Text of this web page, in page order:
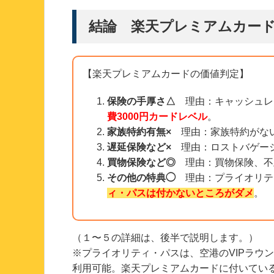
結論 楽天プレミアムカー
【楽天プレミアムカードの価値判定】
保険の手厚さ△ 理由：キャッシュ
費3000円カードレベル。
家族特約有無× 理由：家族特約がな
遅延保険など× 理由：ロストバゲー
買物保険など◎ 理由：買物保険、
その他の特典◯理由：プライオリテ
ィ・パスは付かないところがダメ 。
（１〜５の詳細は、後半で説明します。）
※プライオリティ・パスは、空港のVIPラウ
利用可能。楽天プレミアムカードに付いて